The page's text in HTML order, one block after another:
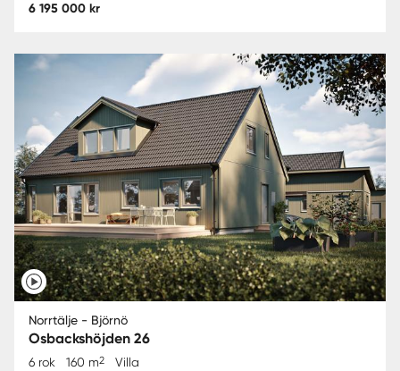
6 195 000 kr
Norrtälje - Björnö
Osbackshöjden 26
6 rok 160 m2 Villa